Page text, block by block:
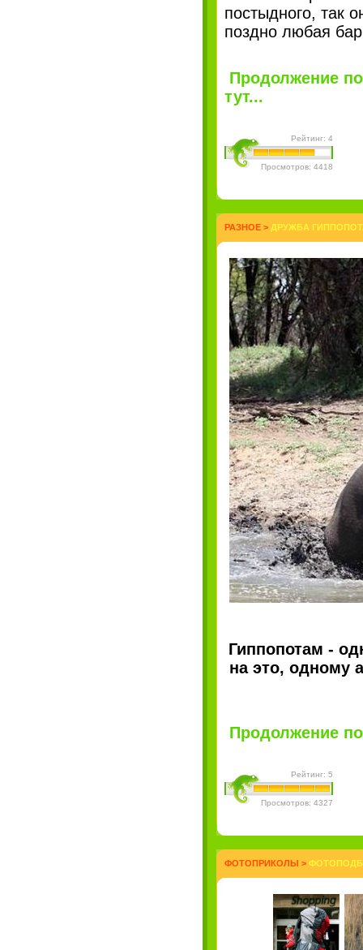
постыдного, так
поздно любая
Продолжение
тут...
Рейтинг: 4
Просмотров: 4418
РАЗНОЕ > ДРУЖБА
Гиппопотам -
на это, одному
Продолжение
Рейтинг: 5
Просмотров: 4327
ФОТОПРИКОЛЫ >